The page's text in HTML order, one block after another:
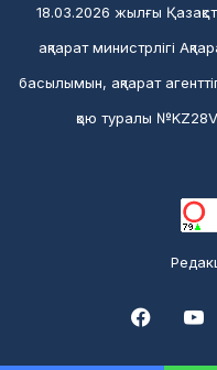
18.03.2026 жылғы
ақпарат министрлігі
басылымын, ақпарат
қою туралы